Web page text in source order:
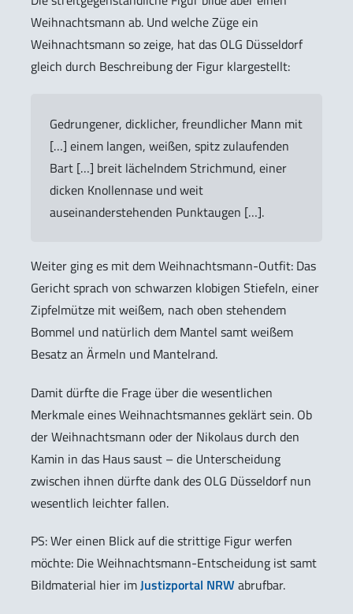
Weihnachtsmann ab. Und welche Züge ein
Weihnachtsmann so zeige, hat das OLG Düsseldorf
gleich durch Beschreibung der Figur klargestellt:
Gedrungener, dicklicher, freundlicher Mann mit
[…] einem langen, weißen, spitz zulaufenden
Bart […] breit lächelndem Strichmund, einer
dicken Knollennase und weit
auseinanderstehenden Punktaugen […].
Weiter ging es mit dem Weihnachtsmann-Outfit: Das
Gericht sprach von schwarzen klobigen Stiefeln, einer
Zipfelmütze mit weißem, nach oben stehendem
Bommel und natürlich dem Mantel samt weißem
Besatz an Ärmeln und Mantelrand.
Damit dürfte die Frage über die wesentlichen
Merkmale eines Weihnachtsmannes geklärt sein. Ob
der Weihnachtsmann oder der Nikolaus durch den
Kamin in das Haus saust – die Unterscheidung
zwischen ihnen dürfte dank des OLG Düsseldorf nun
wesentlich leichter fallen.
PS: Wer einen Blick auf die strittige Figur werfen
möchte: Die Weihnachtsmann-Entscheidung ist samt
Bildmaterial hier imJustizportal NRW abrufbar.